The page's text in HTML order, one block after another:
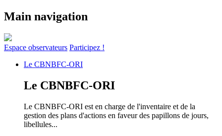
Main navigation
Espace observateurs Participez !
Le CBNBFC-ORI
Le CBNBFC-ORI
Le CBNBFC-ORI est en charge de l'inventaire et de la
gestion des plans d'actions en faveur des papillons de jours,
libellules...